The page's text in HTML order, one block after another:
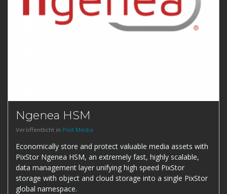
Ngenea HSM
Veröffentlicht in Pixit Media
Economically store and protect valuable media assets with
PixStor Ngenea HSM, an extremely fast, highly scalable,
data management layer unifying high speed PixStor
storage with object and cloud storage into a single PixStor
global namespace.